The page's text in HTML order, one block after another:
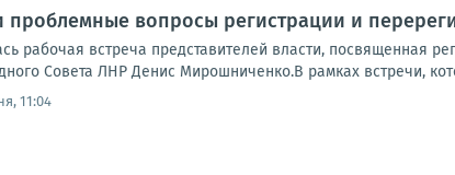
проблемные вопросы регистрации и
рабочая встреча представителей власти, посвященная
Совета ЛНР Денис Мирошниченко.В рамках встречи,
11:04